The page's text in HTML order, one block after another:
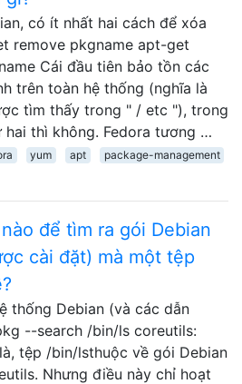
có ít nhất hai cách để xóa
remove pkgname apt-get
Cái đầu tiên bảo tồn các
trên toàn hệ thống (nghĩa là
tìm thấy trong " / etc "), trong
hai thì không. Fedora tương …
yum apt package-management
để tìm ra gói Debian
cài đặt) mà một tệp
thống Debian (và các dẫn
--search /bin/ls coreutils:
tệp /bin/lsthuộc về gói Debian
Nhưng điều này chỉ hoạt